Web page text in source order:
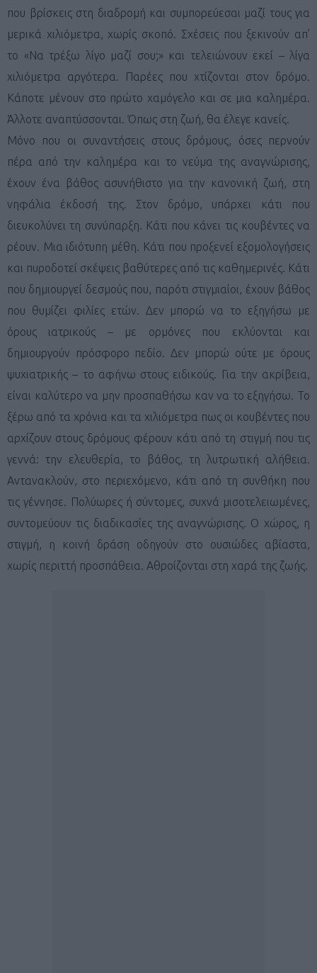
που βρίσκεις στη διαδρομή και συμπορεύεσαι μαζί τους για
μερικά χιλιόμετρα, χωρίς σκοπό. Σχέσεις που ξεκινούν απ’
το «Να τρέξω λίγο μαζί σου;» και τελειώνουν εκεί – λίγα
χιλιόμετρα αργότερα. Παρέες που χτίζονται στον δρόμο.
Κάποτε μένουν στο πρώτο χαμόγελο και σε μια καλημέρα.
Άλλοτε αναπτύσσονται. Όπως στη ζωή, θα έλεγε κανείς.
Μόνο που οι συναντήσεις στους δρόμους, όσες περνούν
πέρα από την καλημέρα και το νεύμα της αναγνώρισης,
έχουν ένα βάθος ασυνήθιστο για την κανονική ζωή, στη
νηφάλια έκδοσή της. Στον δρόμο, υπάρχει κάτι που
διευκολύνει τη συνύπαρξη. Κάτι που κάνει τις κουβέντες να
ρέουν. Μια ιδιότυπη μέθη. Κάτι που προξενεί εξομολογήσεις
και πυροδοτεί σκέψεις βαθύτερες από τις καθημερινές. Κάτι
που δημιουργεί δεσμούς που, παρότι στιγμιαίοι, έχουν βάθος
που θυμίζει φιλίες ετών. Δεν μπορώ να το εξηγήσω με
όρους ιατρικούς – με ορμόνες που εκλύονται και
δημιουργούν πρόσφορο πεδίο. Δεν μπορώ ούτε με όρους
ψυχιατρικής – το αφήνω στους ειδικούς. Για την ακρίβεια,
είναι καλύτερο να μην προσπαθήσω καν να το εξηγήσω. Το
ξέρω από τα χρόνια και τα χιλιόμετρα πως οι κουβέντες που
αρχίζουν στους δρόμους φέρουν κάτι από τη στιγμή που τις
γεννά: την ελευθερία, το βάθος, τη λυτρωτική αλήθεια.
Αντανακλούν, στο περιεχόμενο, κάτι από τη συνθήκη που
τις γέννησε. Πολύωρες ή σύντομες, συχνά μισοτελειωμένες,
συντομεύουν τις διαδικασίες της αναγνώρισης. Ο χώρος, η
στιγμή, η κοινή δράση οδηγούν στο ουσιώδες αβίαστα,
χωρίς περιττή προσπάθεια. Αθροίζονται στη χαρά της ζωής.